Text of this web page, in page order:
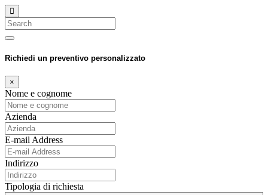
Search
Richiedi un preventivo personalizzato
×
Nome e cognome
Azienda
E-mail Address
Indirizzo
Tipologia di richiesta